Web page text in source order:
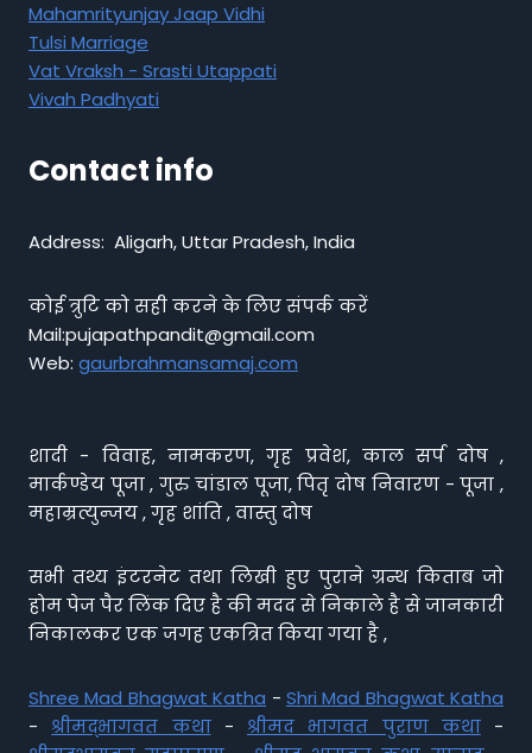
Mahamrityunjay Jaap Vidhi
Tulsi Marriage
Vat Vraksh - Srasti Utappati
Vivah Padhyati
Contact info
Address: Aligarh, Uttar Pradesh, India
कोई त्रुटि को सही करने के लिए संपर्क करें
Mail:pujapathpandit@gmail.com
Web: gaurbrahmansamaj.com
शादी - विवाह, नामकरण, गृह प्रवेश, काल सर्प दोष ,
मार्कण्डेय पूजा , गुरु चांडाल पूजा, पितृ दोष निवारण - पूजा ,
महाम्रत्युन्जय , गृह शांति , वास्तु दोष
सभी तथ्य इंटरनेट तथा लिखी हुए पुराने ग्रन्थ किताब जो
होम पेज पैर लिंक दिए है की मदद से निकाले है से जानकारी
निकालकर एक जगह एकत्रित किया गया है ,
Shree Mad Bhagwat Katha - Shri Mad Bhagwat Katha
- श्रीमद्भागवत कथा- श्रीमद भागवत पुराण कथा-